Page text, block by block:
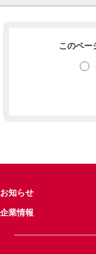
このペー
お知らせ
企業情報